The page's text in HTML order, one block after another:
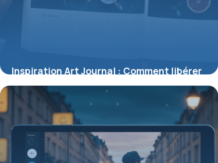
Inspiration Art Journal : Comment libérer
votre créativité sur la page